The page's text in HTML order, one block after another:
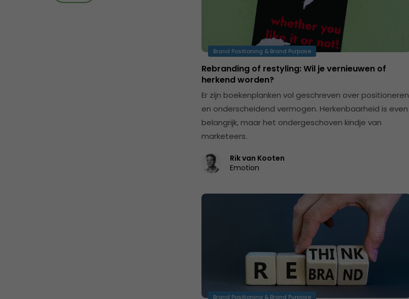
Brand Positioning & Brand Purpose
Rebranding of restyling: Wil je vernieuwen of
herkend worden?
Er zijn boekenplanken vol geschreven over positioneren
en onderscheidend vermogen. Herkenbaarheid is even
belangrijk, maar het ondergeschoven kindje van
marketeers.
Rik van Kooten
Emotion
Brand Positioning & Brand Purpose